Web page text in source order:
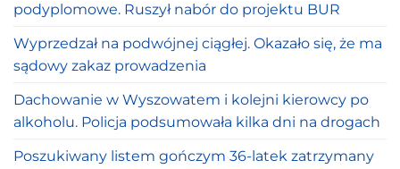
podyplomowe. Ruszył nabór do projektu BUR
Wyprzedzał na podwójnej ciągłej. Okazało się, że ma
sądowy zakaz prowadzenia
Dachowanie w Wyszowatem i kolejni kierowcy po
alkoholu. Policja podsumowała kilka dni na drogach
Poszukiwany listem gończym 36-latek zatrzymany